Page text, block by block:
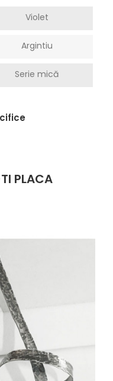
Violet
Argintiu
Serie mică
PLACA